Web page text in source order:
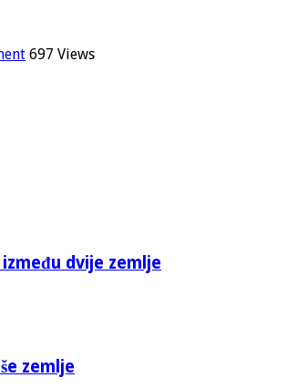
697 Views
dvije zemlje
zemlje